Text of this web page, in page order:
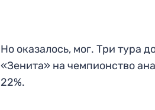
Но оказалось, мог. Три тура
«Зенита» на чемпионство
22%.